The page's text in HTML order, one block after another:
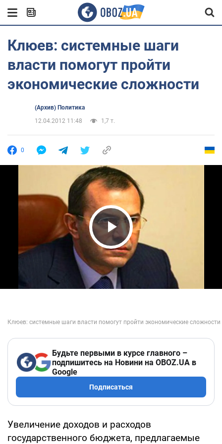
Клюев: системные шаги
власти помогут пройти
экономические сложности
(Архив) Политика
12.04.2012 11:48
1,7 т.
0
Play Video
Будьте первыми в курсе главного –
подпишитесь на Новини на OBOZ.UA в
Google
Подписаться
Увеличение доходов и расходов
государственного бюджета, предлагаемые